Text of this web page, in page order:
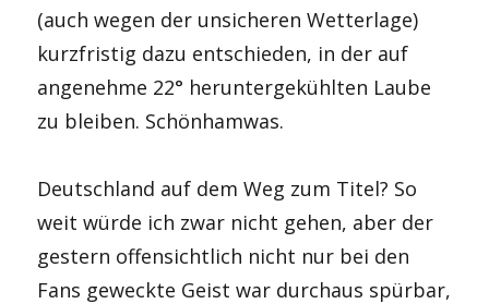
(auch wegen der unsicheren Wetterlage)
kurzfristig dazu entschieden, in der auf
angenehme 22° heruntergekühlten Laube
zu bleiben. Schönhamwas.
Deutschland auf dem Weg zum Titel? So
weit würde ich zwar nicht gehen, aber der
gestern offensichtlich nicht nur bei den
Fans geweckte Geist war durchaus spürbar,